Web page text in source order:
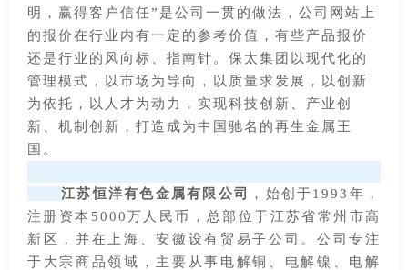
明，赢得客户信任”是公司一贯的做法，公司网站上
的报价在行业内有一定的参考价值，有些产品报价
还是行业的风向标、指南针。保太集团以现代化的
管理模式，以市场为导向，以质量求发展，以创新
为依托，以人才为动力，实现科技创新、产业创
新、机制创新，打造成为中国驰名的再生金属王
国。
江苏恒洋有色金属有限公司
，始创于1993年，
注册资本5000万人民币，总部位于江苏省常州市高
新区，并在上海、安徽设有贸易子公司。公司专注
于大宗商品领域，主要从事电解铜、电解镍、电解